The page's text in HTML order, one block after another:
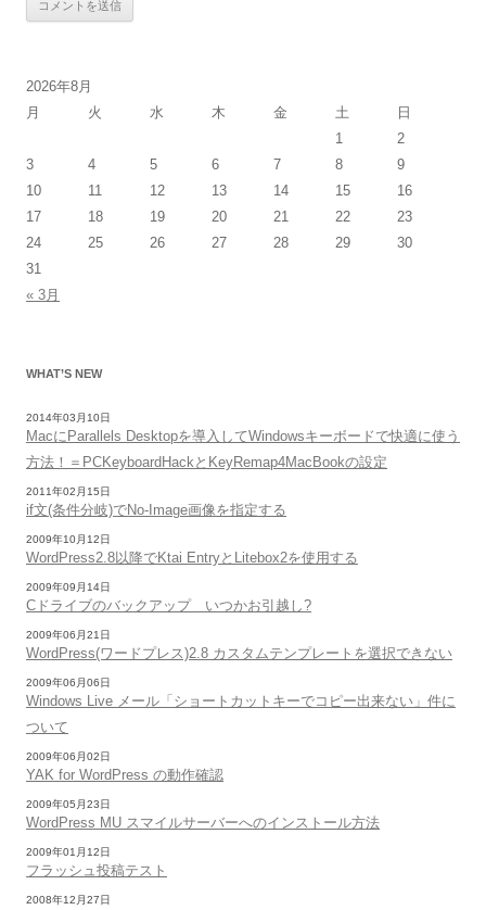
2026年8月
月
火 水 木 金 土
日
1
2
3
4 5 6 7 8
9
10
11 12 13 14 15
16
17
18 19 20 21 22
23
24
25 26 27 28 29
30
31
« 3月
WHAT’S NEW
2014年03月10日
MacにParallels Desktopを導入してWindowsキーボードで快適に使う
方法！＝PCKeyboardHackとKeyRemap4MacBookの設定
2011年02月15日
if文(条件分岐)でNo-Image画像を指定する
2009年10月12日
WordPress2.8以降でKtai EntryとLitebox2を使用する
2009年09月14日
Cドライブのバックアップ いつかお引越し?
2009年06月21日
WordPress(ワードプレス)2.8 カスタムテンプレートを選択できない
2009年06月06日
Windows Live メール「ショートカットキーでコピー出来ない」件に
ついて
2009年06月02日
YAK for WordPress の動作確認
2009年05月23日
WordPress MU スマイルサーバーへのインストール方法
2009年01月12日
フラッシュ投稿テスト
2008年12月27日